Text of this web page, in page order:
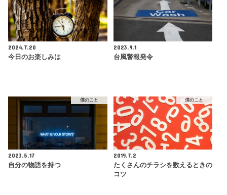
2024.7.20
今日のお楽しみは
2023.9.1
台風警報発令
僕のこと
2023.5.17
自分の物語を持つ
僕のこと
2019.7.2
たくさんのチラシを数えるときの
コツ